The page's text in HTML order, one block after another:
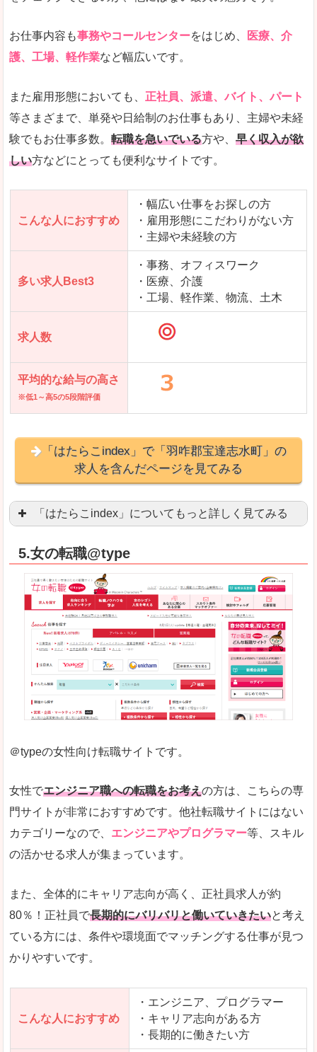
ただし、求人情報が少し見づらいです。
「マイナビ転職女性のおしごと」で「羽咋郡宝
達志水町」の
求人を含んだページを見てみる
お仕事内容も事務やコールセンターをはじめ、
医療、介
護、工場、軽作業など幅広いです。
また雇用形態においても、 正社員、派遣、バイト、パート
等さまざまで、単発や日給制のお仕事もあり、主婦や未経
験でもお仕事多数。 転職を急いでいる方や、 早く収入が欲
しい方などにとっても便利なサイトです。
こんな人におすすめ
・幅広い仕事をお探しの方
・雇用形態にこだわりがない方
・主婦や未経験の方
多い求人Best3
・事務、オフィスワーク
・医療、介護
・工場、軽作業、物流、土木
求人数
平均的な給与の高さ
※低1～高5の5段階評価
「はたらこindex」で「羽咋郡宝達志水町」の
求人を含んだページを見てみる
「はたらこindex」についてもっと詳しく見てみる
良いところ
求人が毎時更新されます！（他社求人サイトは週
希望職種の平均時給が瞬時にわかります。アルバ
求人数が多すぎて、逆に絞り込みに悩んだり、迷
雇用形態にもよりますが、給与額に幅があります。
詳しい説明
希望する職種の平均時給がすぐにわかるので、給
また、他社転職サイトにはない日払いや週払いと
新着案件が続々とアップされるので、転職を急い
人気度
また、上戸彩さんのCMでおなじみなこともあり
使いやすさ
全体的にオレンジ色のトーンで、見ていても疲れ
「はたらこindex」で「羽咋郡宝達志水町」の
5.女の転職@type
＠typeの女性向け転職サイトです。
女性でエンジニア職への転職をお考えの方は、こちらの専
門サイトが非常におすすめです。他社転職サイトにはない
カテゴリーなので、 エンジニアやプログラマー等、スキル
の活かせる求人が集まっています。
また、全体的にキャリア志向が高く、正社員求人が約
80％！正社員で長期的にバリバリと働いていきたいと考え
ている方には、条件や環境面でマッチングする仕事が見つ
かりやすいです。
こんな人におすすめ
・エンジニア、プログラマー
・キャリア志向がある方
・長期的に働きたい方